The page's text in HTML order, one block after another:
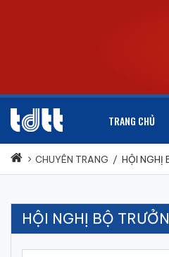
TRANG CHỦ
CHUYÊN TRANG / HỘI NGHỊ
HỘI NGHỊ BỘ